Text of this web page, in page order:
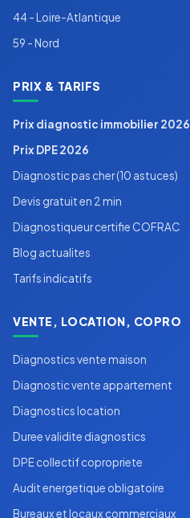
44 - Loire-Atlantique
59 - Nord
PRIX & TARIFS
Prix diagnostic immobilier 2026
Prix DPE 2026
Diagnostic pas cher (10 astuces)
Devis gratuit en 2 min
Diagnostiqueur certifie COFRAC
Blog actualites
Tarifs indicatifs
VENTE, LOCATION, COPRO
Diagnostics vente maison
Diagnostic vente appartement
Diagnostics location
Duree validite diagnostics
DPE collectif copropriete
Audit energetique obligatoire
Bureaux et locaux commerciaux